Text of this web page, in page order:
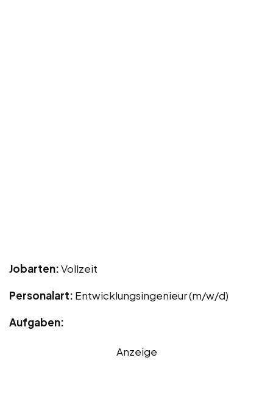
Jobarten:Vollzeit
Personalart: Entwicklungsingenieur (m/w/d)
Aufgaben:
Anzeige